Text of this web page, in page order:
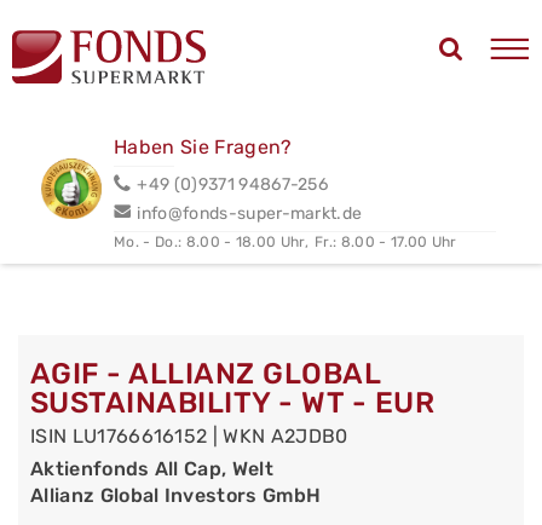
Haben Sie Fragen?
+49 (0)9371 94867-256
info@fonds-super-markt.de
Mo. - Do.: 8.00 - 18.00 Uhr, Fr.: 8.00 - 17.00 Uhr
AGIF - ALLIANZ GLOBAL
SUSTAINABILITY - WT - EUR
ISIN LU1766616152 | WKN A2JDB0
Aktienfonds All Cap, Welt
Allianz Global Investors GmbH